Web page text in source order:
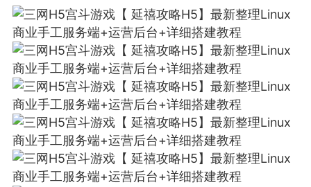
基于wordpress开发
更新 商城 视频